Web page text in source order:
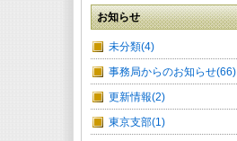
お知らせ
未分類(4)
事務局からのお知らせ(66)
更新情報(2)
東京支部(1)